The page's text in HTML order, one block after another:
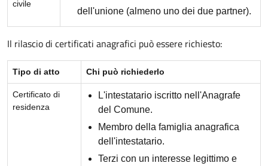
civile
dell'unione (almeno uno dei due partner).
Il rilascio di certificati anagrafici può essere richiesto:
Tipo di atto Chi può richiederlo
Certificato di
residenza
L'intestatario iscritto nell'Anagrafe
del Comune.
Membro della famiglia anagrafica
dell'intestatario.
Terzi con un interesse legittimo e